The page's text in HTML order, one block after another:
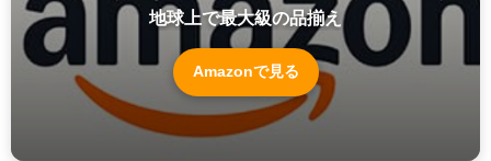
地球上で最大級の品揃え
Amazonで見る